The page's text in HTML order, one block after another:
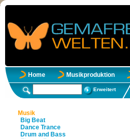
Home Musikproduktion
Erweitert
Musik
Big Beat
Dance Trance
Drum and Bass